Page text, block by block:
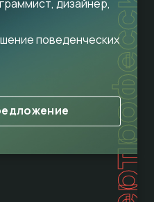
дизайнер,
поведенческих